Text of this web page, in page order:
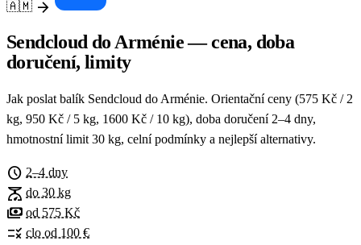
🇦🇲 arrow_forward
Sendcloud do Arménie — cena, doba
doručení, limity
Jak poslat balík Sendcloud do Arménie. Orientační ceny (575 Kč / 2
kg, 950 Kč / 5 kg, 1600 Kč / 10 kg), doba doručení 2–4 dny,
hmotnostní limit 30 kg, celní podmínky a nejlepší alternativy.
schedule 2–4 dny
scale do 30 kg
payments od 575 Kč
rule clo od 100 €